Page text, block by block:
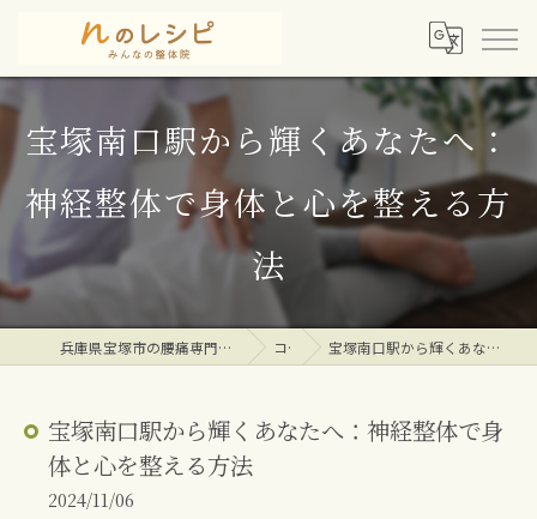
宝塚南口駅から輝くあなたへ：
神経整体で身体と心を整える方
法
兵庫県宝塚市の腰痛専門整体院ならｎのレシピみんなの整体院 コラム 宝塚南口駅から輝くあなたへ：神経整体で身体と心を整える方法
宝塚南口駅から輝くあなたへ：神経整体で身
体と心を整える方法
2024/11/06